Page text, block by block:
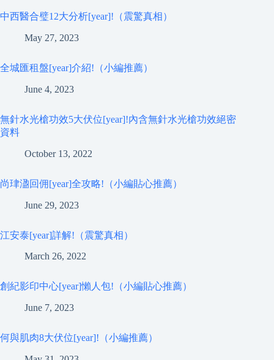
中西醫合璧12大分析[year]!（震驚真相）
May 27, 2023
全城匯租盤[year]介紹!（小編推薦）
June 4, 2023
無針水光槍功效5大伏位[year]!內含無針水光槍功效絕密
資料
October 13, 2022
尚珒溋回佣[year]全攻略!（小編貼心推薦）
June 29, 2023
江安泰[year]詳解!（震驚真相）
March 26, 2022
創紀影印中心[year]懶人包!（小編貼心推薦）
June 7, 2023
何與肌肉8大伏位[year]!（小編推薦）